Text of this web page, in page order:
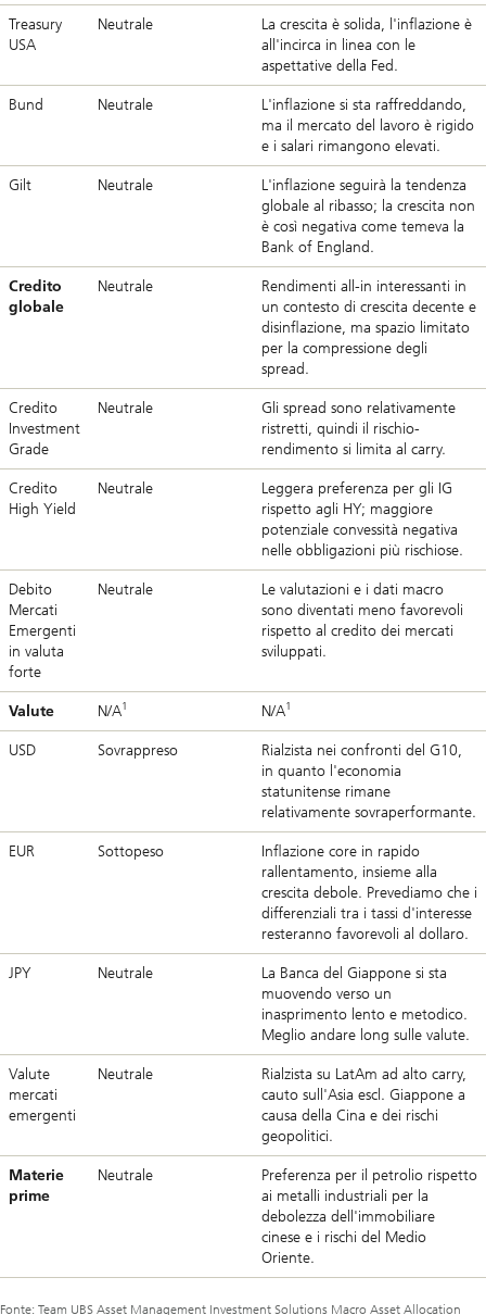
Treasury
USA
Neutrale
La crescita è solida, l'inflazione è
all'incirca in linea con le
aspettative della Fed.
Bund Neutrale
L'inflazione si sta raffreddando,
ma il mercato del lavoro è rigido
e i salari rimangono elevati.
Gilt Neutrale
L'inflazione seguirà la tendenza
globale al ribasso; la crescita non
è così negativa come temeva la
Bank of England.
Credito
globale
Neutrale
Rendimenti all-in interessanti in
un contesto di crescita decente e
disinflazione, ma spazio limitato
per la compressione degli
spread.
Credito
Investment
Grade
Neutrale
Gli spread sono relativamente
ristretti, quindi il rischio-
rendimento si limita al carry.
Credito
High Yield
Neutrale
Leggera preferenza per gli IG
rispetto agli HY; maggiore
potenziale convessità negativa
nelle obbligazioni più rischiose.
Debito
Mercati
Emergenti
in valuta
forte
Neutrale
Le valutazioni e i dati macro
sono diventati meno favorevoli
rispetto al credito dei mercati
sviluppati.
Valute N/A1 N/A1
USD Sovrappreso
Rialzista nei confronti del G10,
in quanto l'economia
statunitense rimane
relativamente sovraperformante.
EUR Sottopeso
Inflazione core in rapido
rallentamento, insieme alla
crescita debole. Prevediamo che i
differenziali tra i tassi d'interesse
resteranno favorevoli al dollaro.
JPY Neutrale
La Banca del Giappone si sta
muovendo verso un
inasprimento lento e metodico.
Meglio andare long sulle valute.
Valute
mercati
emergenti
Neutrale
Rialzista su LatAm ad alto carry,
cauto sull'Asia escl. Giappone a
causa della Cina e dei rischi
geopolitici.
Materie
prime
Neutrale
Preferenza per il petrolio rispetto
ai metalli industriali per la
debolezza dell'immobiliare
cinese e i rischi del Medio
Oriente.
Fonte: Team UBS Asset Management Investment Solutions Macro Asset Allocation